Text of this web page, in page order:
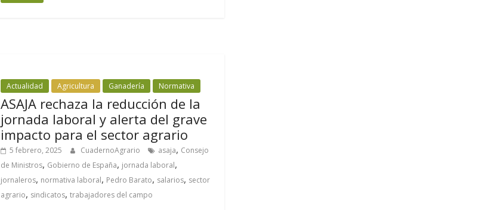
Actualidad Agricultura Ganadería Normativa
ASAJA rechaza la reducción de la
jornada laboral y alerta del grave
impacto para el sector agrario
5 febrero, 2025 CuadernoAgrario asaja, Consejo
de Ministros, Gobierno de España, jornada laboral,
jornaleros, normativa laboral, Pedro Barato, salarios, sector
agrario, sindicatos,trabajadores del campo